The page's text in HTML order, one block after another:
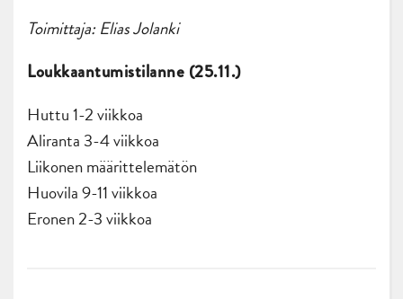
Toimittaja: Elias Jolanki
Loukkaantumistilanne (25.11.)
Huttu 1-2 viikkoa
Aliranta 3-4 viikkoa
Liikonen määrittelemätön
Huovila 9-11 viikkoa
Eronen 2-3 viikkoa